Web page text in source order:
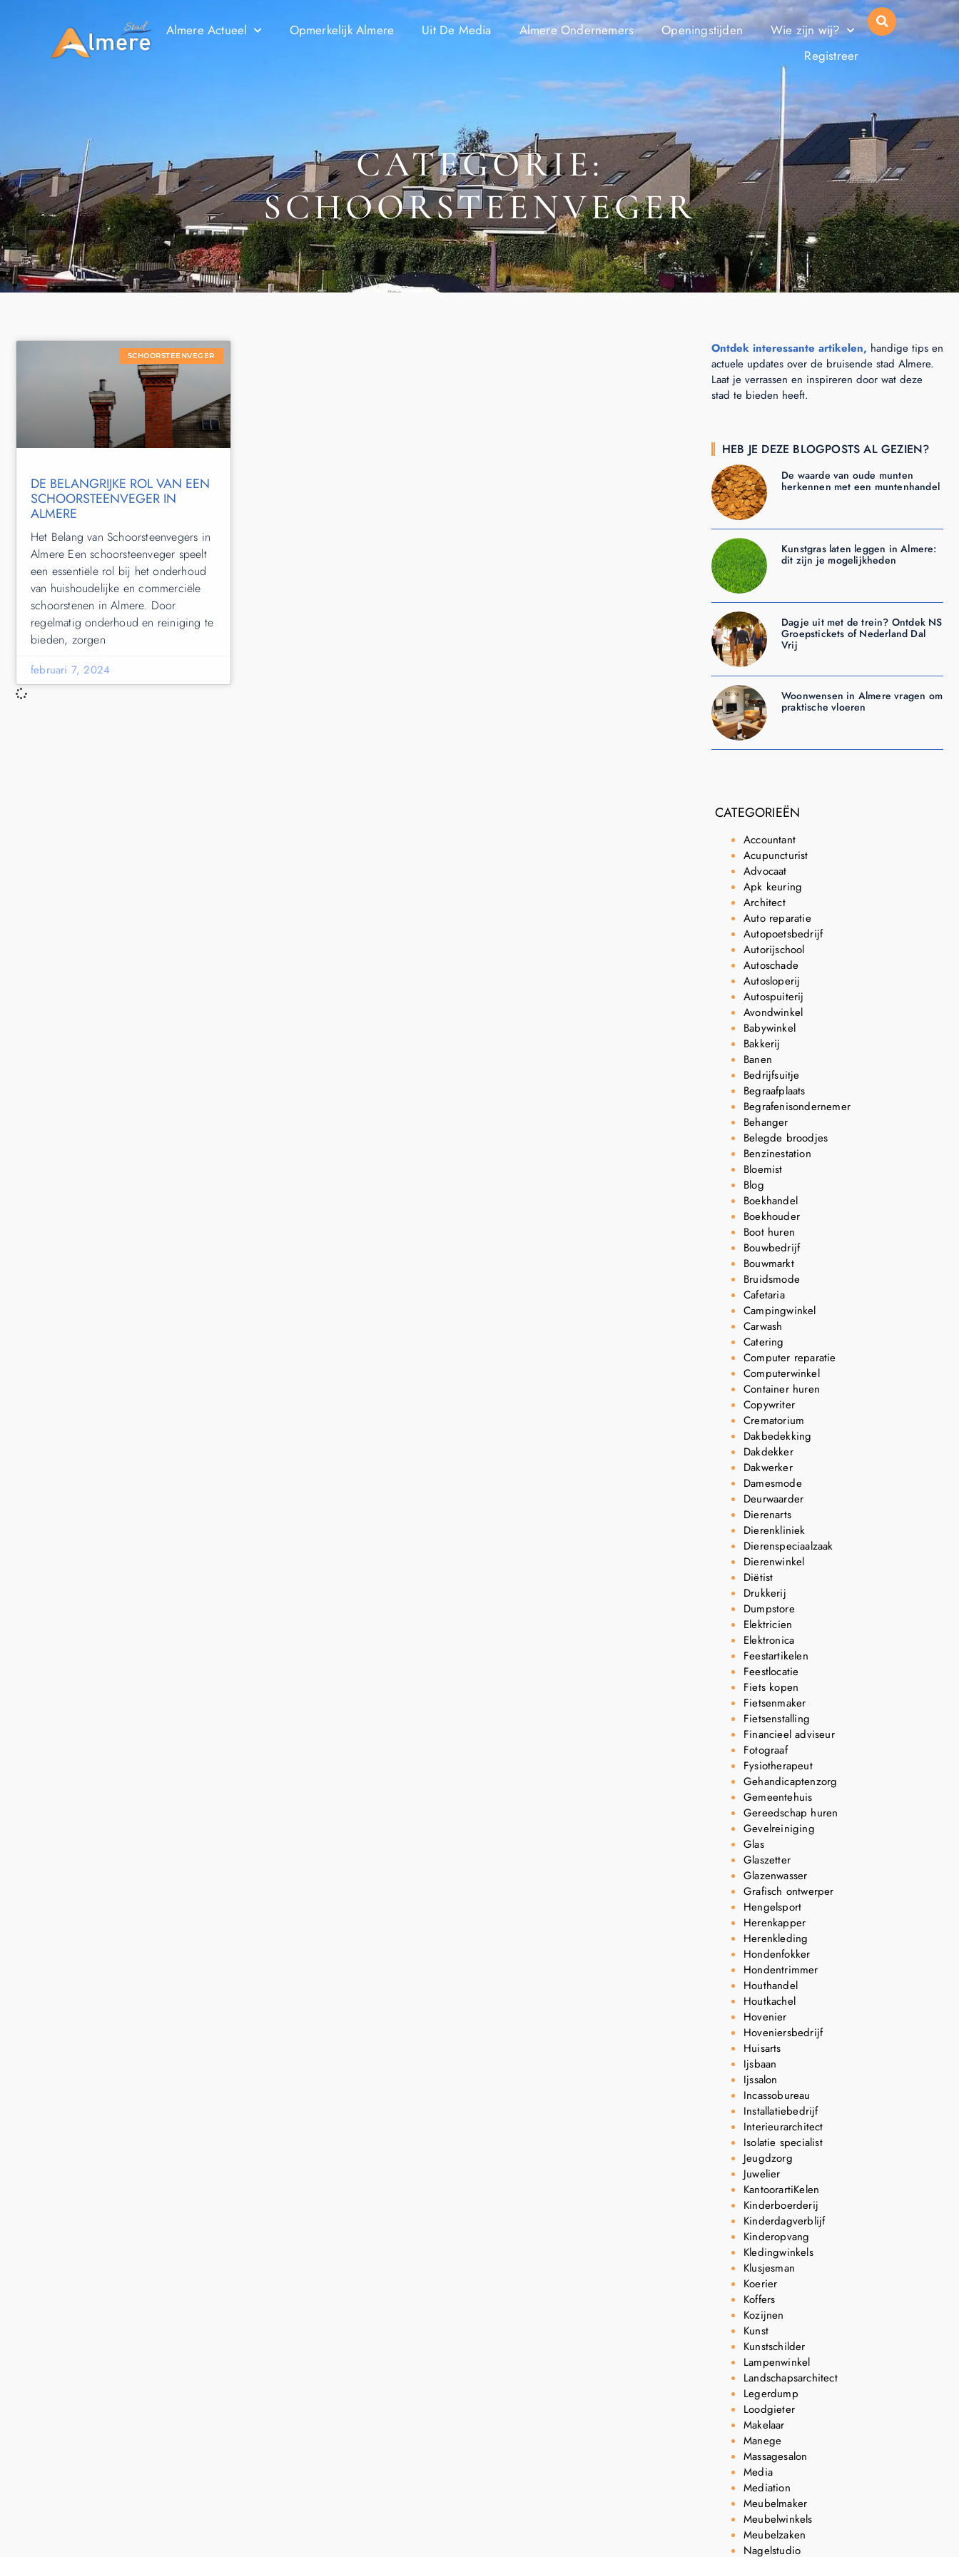
Almere Actueel Opmerkelijk Almere Uit De Media Almere Ondernemers Openingstijden
Wie zijn wij?
Registreer
CATEGORIE:
SCHOORSTEENVEGER
SCHOORSTEENVEGER
DE BELANGRIJKE ROL VAN EEN
SCHOORSTEENVEGER IN
ALMERE
Het Belang van Schoorsteenvegers in
Almere Een schoorsteenveger speelt
een essentiële rol bij het onderhoud
van huishoudelijke en commerciële
schoorstenen in Almere. Door
regelmatig onderhoud en reiniging te
bieden, zorgen
februari 7, 2024
Ontdek interessante artikelen, handige tips en
actuele updates over de bruisende stad Almere.
Laat je verrassen en inspireren door wat deze
stad te bieden heeft.
HEB JE DEZE BLOGPOSTS AL GEZIEN?
De waarde van oude munten
herkennen met een muntenhandel
Kunstgras laten leggen in Almere:
dit zijn je mogelijkheden
Dagje uit met de trein? Ontdek NS
Groepstickets of Nederland Dal
Vrij
Woonwensen in Almere vragen om
praktische vloeren
CATEGORIEËN
Accountant
Acupuncturist
Advocaat
Apk keuring
Architect
Auto reparatie
Autopoetsbedrijf
Autorijschool
Autoschade
Autosloperij
Autospuiterij
Avondwinkel
Babywinkel
Bakkerij
Banen
Bedrijfsuitje
Begraafplaats
Begrafenisondernemer
Behanger
Belegde broodjes
Benzinestation
Bloemist
Blog
Boekhandel
Boekhouder
Boot huren
Bouwbedrijf
Bouwmarkt
Bruidsmode
Cafetaria
Campingwinkel
Carwash
Catering
Computer reparatie
Computerwinkel
Container huren
Copywriter
Crematorium
Dakbedekking
Dakdekker
Dakwerker
Damesmode
Deurwaarder
Dierenarts
Dierenkliniek
Dierenspeciaalzaak
Dierenwinkel
Diëtist
Drukkerij
Dumpstore
Elektricien
Elektronica
Feestartikelen
Feestlocatie
Fiets kopen
Fietsenmaker
Fietsenstalling
Financieel adviseur
Fotograaf
Fysiotherapeut
Gehandicaptenzorg
Gemeentehuis
Gereedschap huren
Gevelreiniging
Glas
Glaszetter
Glazenwasser
Grafisch ontwerper
Hengelsport
Herenkapper
Herenkleding
Hondenfokker
Hondentrimmer
Houthandel
Houtkachel
Hovenier
Hoveniersbedrijf
Huisarts
Ijsbaan
Ijssalon
Incassobureau
Installatiebedrijf
Interieurarchitect
Isolatie specialist
Jeugdzorg
Juwelier
KantoorartiKelen
Kinderboerderij
Kinderdagverblijf
Kinderopvang
Kledingwinkels
Klusjesman
Koerier
Koffers
Kozijnen
Kunst
Kunstschilder
Lampenwinkel
Landschapsarchitect
Legerdump
Loodgieter
Makelaar
Manege
Massagesalon
Media
Mediation
Meubelmaker
Meubelwinkels
Meubelzaken
Nagelstudio